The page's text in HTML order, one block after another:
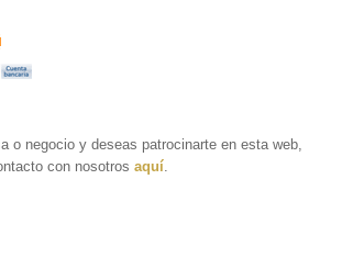
o negocio y deseas patrocinarte en esta web,
con nosotros aquí